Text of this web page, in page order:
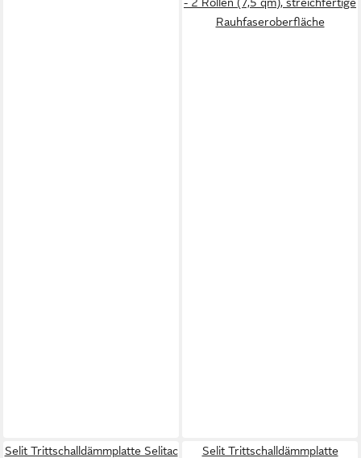
Rauhfaseroberfläche
Selit Trittschalldämmplatte Selitac
Selit Trittschalldämmplatte